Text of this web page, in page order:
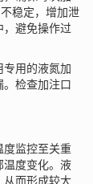
稳定，增加泄
避免操作过
用的液氮加
检查加注口
监控至关重
度变化。液
而形成较大